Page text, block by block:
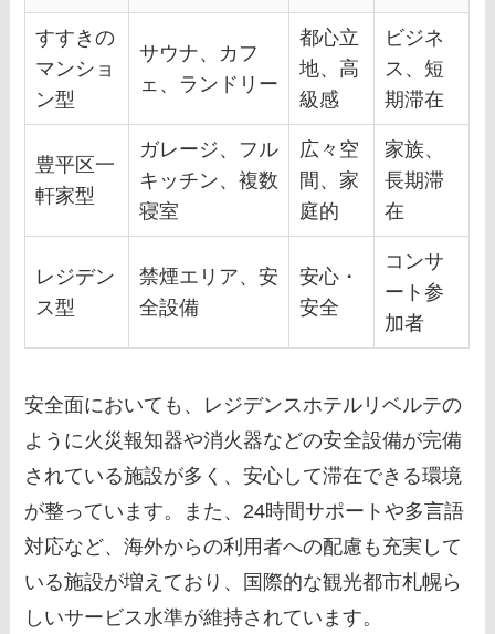
すすきの
マンショ
ン型
サウナ、カフ
ェ、ランドリー
都心立
地、高
級感
ビジネ
ス、短
期滞在
豊平区一
軒家型
ガレージ、フル
キッチン、複数
寝室
広々空
間、家
庭的
家族、
長期滞
在
レジデン
ス型
禁煙エリア、安
全設備
安心・
安全
コンサ
ート参
加者
安全面においても、レジデンスホテルリベルテの
ように火災報知器や消火器などの安全設備が完備
されている施設が多く、安心して滞在できる環境
が整っています。また、24時間サポートや多言語
対応など、海外からの利用者への配慮も充実して
いる施設が増えており、国際的な観光都市札幌ら
しいサービス水準が維持されています。